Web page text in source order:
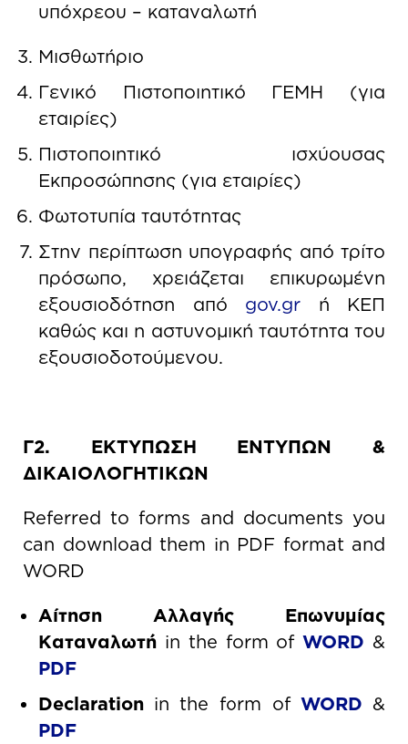
υπόχρεου – καταναλωτή
Μισθωτήριο
Γενικό Πιστοποιητικό ΓΕΜΗ (για
εταιρίες)
Πιστοποιητικό ισχύουσας
Εκπροσώπησης (για εταιρίες)
Φωτοτυπία ταυτότητας
Στην περίπτωση υπογραφής από τρίτο
πρόσωπο, χρειάζεται επικυρωμένη
εξουσιοδότηση από gov.gr ή ΚΕΠ
καθώς και η αστυνομική ταυτότητα του
εξουσιοδοτούμενου.
Γ2. ΕΚΤΥΠΩΣΗ ΕΝΤΥΠΩΝ &
ΔΙΚΑΙΟΛΟΓΗΤΙΚΩΝ
Referred to forms and documents you
can download them in PDF format and
WORD
Αίτηση Αλλαγής Επωνυμίας
Καταναλωτή in the form ofWORD &
PDF
Declaration in the form of WORD &
PDF